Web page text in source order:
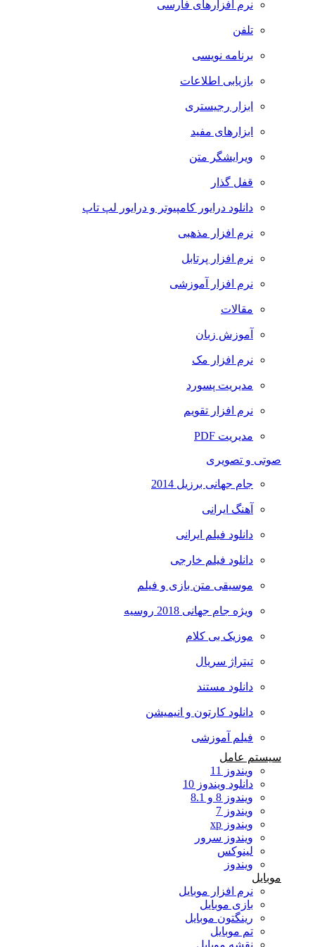
نرم افزارهای فارسی
تلفن
برنامه نویسی
بازیابی اطلاعات
ابزار رجیستری
ابزارهای مفید
ویرایشگر متن
قفل گذار
دانلود درایور کامپیوتر و درایور لپ تاپ
نرم افزار مذهبی
نرم افزار پرتابل
نرم افزار آموزشی
مقالات
آموزش زبان
نرم افزار مک
مدیریت پسورد
نرم افزار تقویم
مدیریت PDF
صوتی و تصویری
جام جهانی برزیل 2014
آهنگ ایرانی
دانلود فیلم ایرانی
دانلود فیلم خارجی
موسیقی متن بازی و فیلم
ویژه جام جهانی 2018 روسیه
موزیک بی کلام
تیتراژ سریال
دانلود مستند
دانلود کارتون و انیمیشن
فیلم آموزشی
سیستم عامل
ویندوز 11
دانلود ویندوز 10
ویندوز 8 و 8.1
ویندوز 7
ویندوز xp
ویندوز سرور
لینوکس
ویندوز
نرم افزار موبایل
بازی موبایل
رینگتون موبایل
تم موبایل
نقشه موبایل